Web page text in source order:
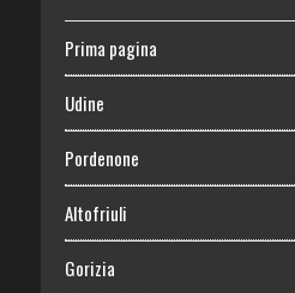
Prima pagina
Udine
Pordenone
Altofriuli
Gorizia